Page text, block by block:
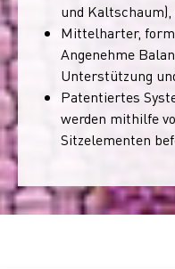
und
Mittelharter,
Angenehme
Unterstützung
Patentiertes
werden mithilfe
Sitzelementen